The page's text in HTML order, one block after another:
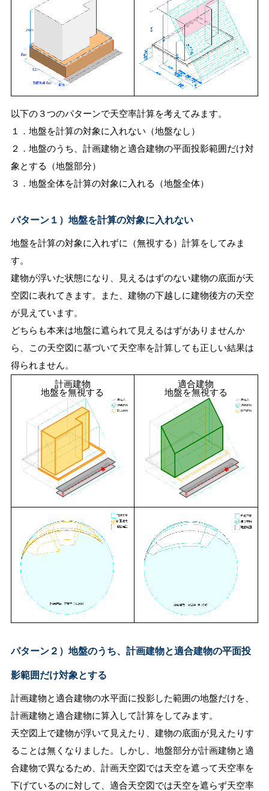
以下の３つのパターンで天空率計算を考えてみます。
１．地盤を計算の対象に入れない（地盤なし）
２．地盤のうち、計画建物と適合建物の平面投影範囲だけ対
象とする（地盤部分）
３．地盤全体を計算の対象に入れる（地盤全体）
パターン１）地盤を計算の対象に入れない
地盤を計算の対象に入れずに（無視する）計算をしてみま
す。
建物が浮いた状態になり、見えるはずのない建物の底面が天
空図に表れてきます。また、建物の下越しに建物後方の天空
が見えています。
どちらも本来は地盤に遮られて見えるはずがありませんか
ら、この天空図に基づいて天空率を計算しても正しい結果は
得られません。
計画建物
地盤を無視する
適合建物
地盤を無視する
パターン２）地盤のうち、計画建物と適合建物の平面投
影範囲だけ対象とする
計画建物と適合建物の水平面に投影した範囲の地盤だけを、
計画建物と適合建物に算入して計算をしてみます。
天空図上で建物が浮いて見えたり、建物の底面が見えたりす
ることは無くなりました。しかし、地盤部分が計画建物と適
合建物で異なるため、計画天空図では天空を遮って天空率を
下げているのに対して、適合天空図では天空を遮らず天空率